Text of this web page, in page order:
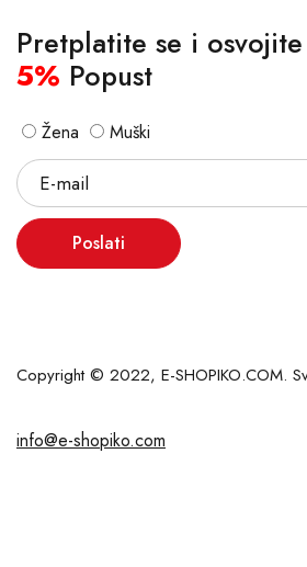
Pretplatite se i
5% Popust
Žena Muški
Poslati
Copyright © 2022, E-SHOPIKO.COM.
info@e-shopiko.com